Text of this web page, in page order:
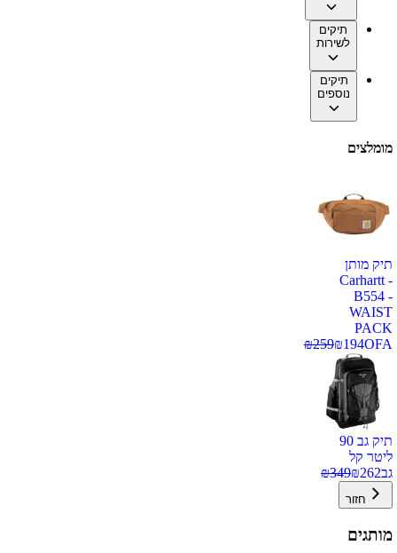
תיקים
לשירות
תיקים
נוספים
מומלצים
תיק מותן
Carhartt -
B554 -
WAIST
PACK
OFA
₪194
₪259
תיק גב 90
ליטר קל
גב
₪262
₪349
חזור
מותגים